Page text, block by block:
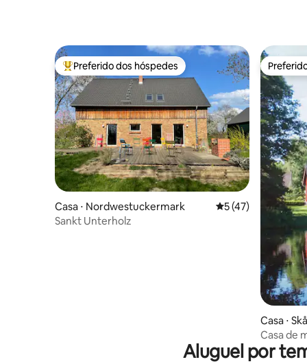
Entre os melhores preferidos dos hóspedes
Preferido dos hóspedes
Casa ⋅ Nordwestuckermark 5 de uma
5 (47)
Sankt Unterholz
Casa ⋅
Casa de
Aluguel por